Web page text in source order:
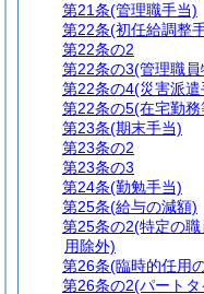
第21条(管理職手当)
第22条(初任給調整
第22条の2
第22条の3(管理職
第22条の4(災害派遣
第22条の5(在宅勤務
第23条(期末手当)
第23条の2
第23条の3
第24条(勤勉手当)
第25条(給与の減額)
第25条の2(特定の
用除外)
第26条(臨時的任用
第26条の2(パート